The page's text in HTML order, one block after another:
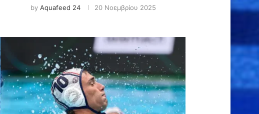
by Aquafeed 24 20 Νοεμβρίου 2025